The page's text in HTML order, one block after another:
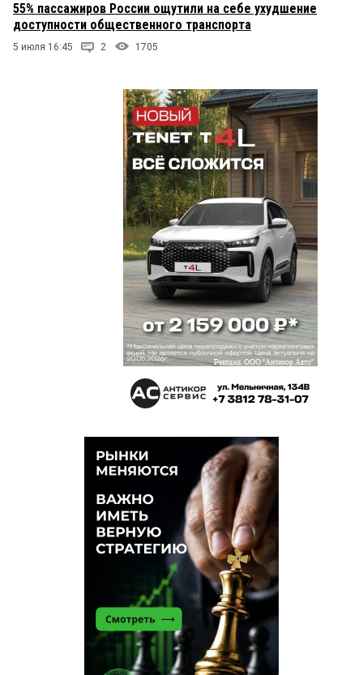
55% пассажиров России ощутили на себе ухудшение
доступности общественного транспорта
5 июля 16:45 2 1705